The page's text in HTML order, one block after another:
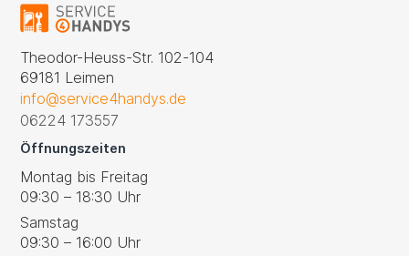
Theodor-Heuss-Str. 102-104
69181 Leimen
info@service4handys.de
06224 173557
Öffnungszeiten
Montag bis Freitag
09:30 – 18:30 Uhr
Samstag
09:30 – 16:00 Uhr